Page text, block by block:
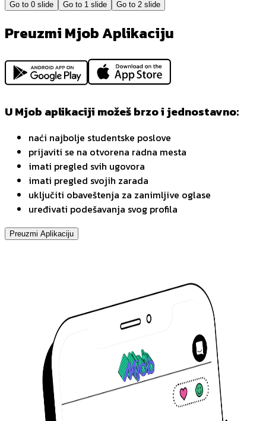
Go to 0 slide Go to 1 slide Go to 2 slide
Preuzmi Mjob Aplikaciju
U Mjob aplikaciji možeš brzo i jednostavno:
naći najbolje studentske poslove
prijaviti se na otvorena radna mesta
imati pregled svih ugovora
imati pregled svojih zarada
uključiti obaveštenja za zanimljive oglase
uređivati podešavanja svog profila
Preuzmi Aplikaciju